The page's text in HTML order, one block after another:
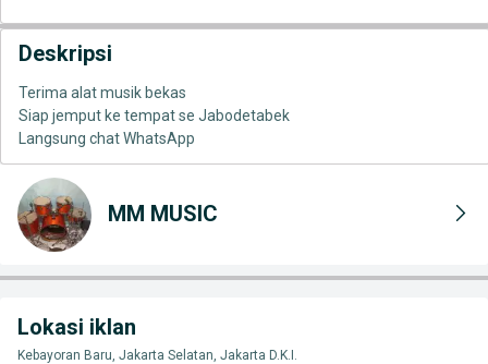
Deskripsi
Terima alat musik bekas
Siap jemput ke tempat se Jabodetabek
Langsung chat WhatsApp
MM MUSIC
Lokasi iklan
Kebayoran Baru, Jakarta Selatan, Jakarta D.K.I.